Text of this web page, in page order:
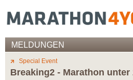
MELDUNGEN
Special Event
Breaking2 - Marathon unter